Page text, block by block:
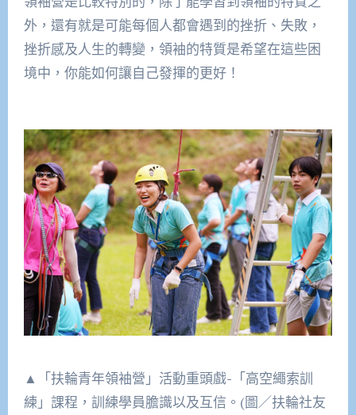
外，還有就是可能每個人都會遇到的挫折、失敗，
挫折感及人生的轉變，領袖的特質是希望在這些困
境中，你能如何讓自己發揮的更好！
▲「扶輪青年領袖營」活動重頭戲-「高空繩索訓
練」課程，訓練學員膽識以及互信。(圖／扶輪社友